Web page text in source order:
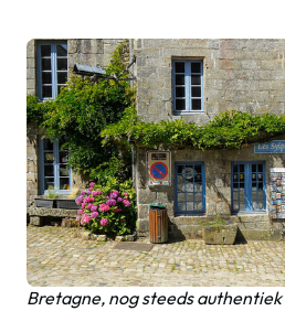
Bretagne, nog steeds authentiek